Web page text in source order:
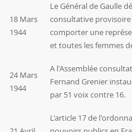
18 Mars
1944
Le Général de Gaulle
consultative
comporter une
et toutes les femmes
24 Mars
1944
A l'Assemblée
Fernand Grenier
par 51 voix contre 16.
L'article 17 de